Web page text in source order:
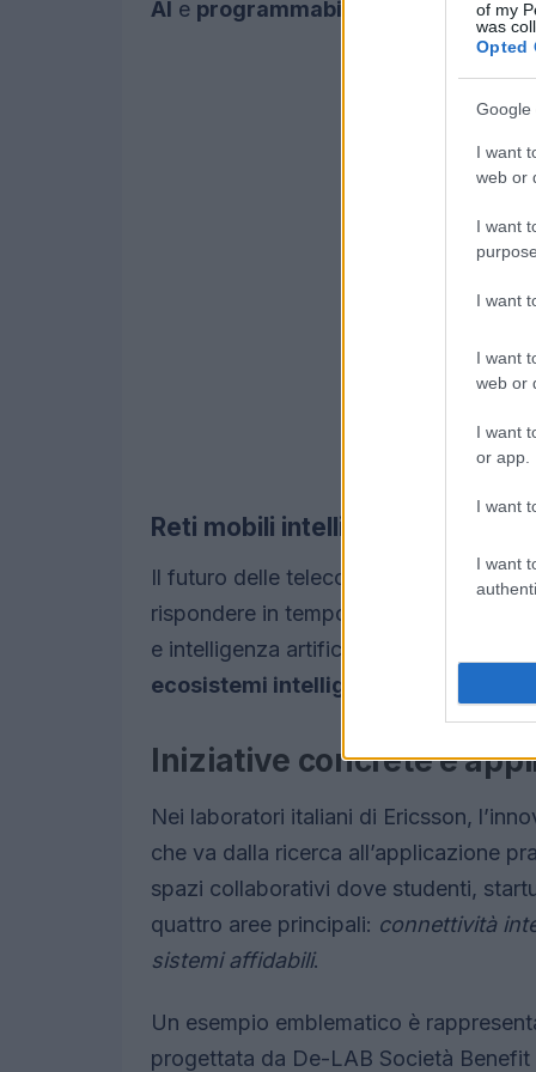
of my
was
Opted
Google
I want
web or
I want
I want
I want
web or
I want
or app.
I want
I want
AI e programmabilità della rete.
Reti mobili intelligenti
Il futuro delle telecomunicazioni
rispondere in tempo reale alle
e intelligenza artificiale non solo
ecosistemi intelligenti
, in grado di
Iniziative concrete e
Nei laboratori italiani di Ericsson,
che va dalla ricerca all’applicazione
spazi collaborativi dove studenti,
quattro aree principali: connettività
sistemi affidabili.
Un esempio emblematico è
progettata da De-LAB Società